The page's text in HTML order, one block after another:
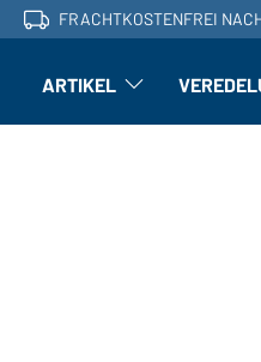
FRACHTKOSTENFREI
ARTIKEL Artikel: Untermenü